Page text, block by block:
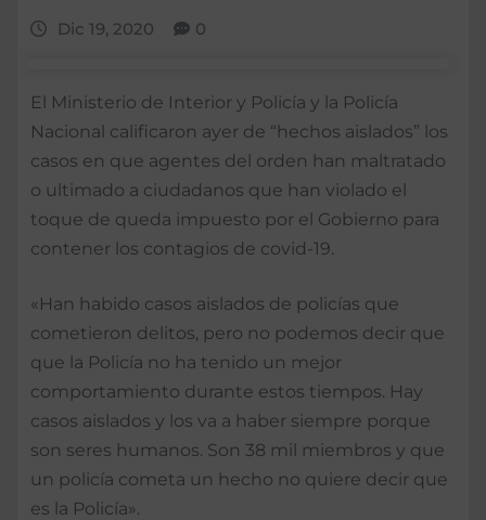
Dic 19, 2020 0
El Ministerio de Interior y Policía y la Policía
Nacional calificaron ayer de “hechos aislados” los
casos en que agentes del orden han maltratado
o ultimado a ciudadanos que han violado el
toque de queda impuesto por el Gobierno para
contener los contagios de covid-19.
«Han habido casos aislados de policías que
cometieron delitos, pero no podemos decir que
que la Policía no ha tenido un mejor
comportamiento durante estos tiempos. Hay
casos aislados y los va a haber siempre porque
son seres humanos. Son 38 mil miembros y que
un policía cometa un hecho no quiere decir que
es la Policía».